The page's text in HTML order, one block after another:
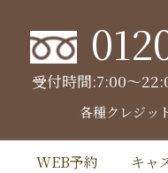
受付時間:7:00～
各種クレジッ
WEB予約 キャ